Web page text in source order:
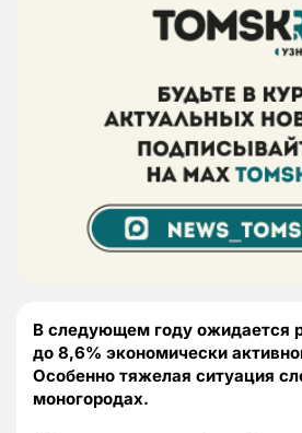
В следующем году ожидается
до 8,6% экономически
Особенно тяжелая ситуация
моногородах.